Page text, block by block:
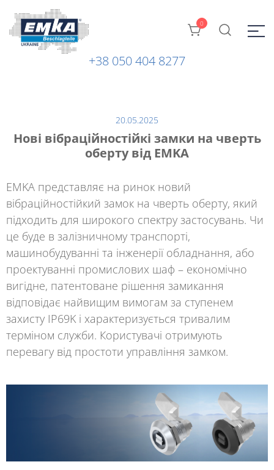
ЕМКА УКРАЇНА
Промислова фурнітура: замки, петлі та ін. від ТМ "EMKA
0
+38 050 404 8277
20.05.2025
Нові вібраційностійкі замки на чверть
оберту від EMKA
EMKA представляє на ринок новий
вібраційностійкий замок на чверть оберту, який
підходить для широкого спектру застосувань. Чи
це буде в залізничному транспорті,
машинобудуванні та інженерії обладнання, або
проектуванні промислових шаф – економічно
вигідне, патентоване рішення замикання
відповідає найвищим вимогам за ступенем
захисту IP69K і характеризується тривалим
терміном служби. Користувачі отримують
перевагу від простоти управління замком.